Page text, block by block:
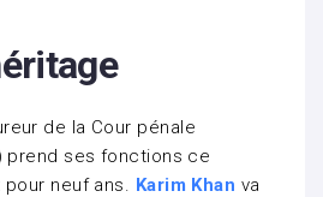
de la Cour pénale
prend ses fonctions ce
neuf ans. Karim Khan va